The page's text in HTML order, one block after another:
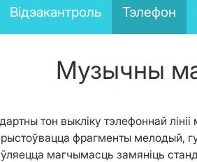
Відэакантроль Тэлефон
Музычны
тон выкліку тэлефоннай
фрагменты
магчымасць замяніць